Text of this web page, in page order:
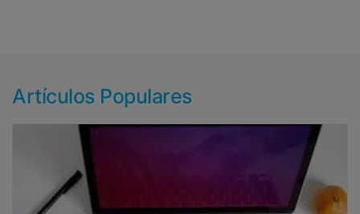
Artículos Populares